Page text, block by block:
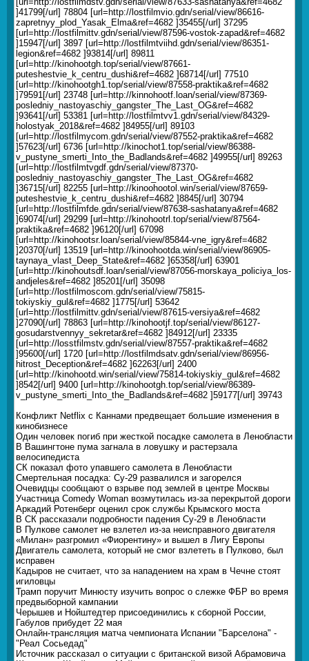
]41799[/url] 78804 [url=http://lostfilmvio.gdn/serial/view/86616-
zapretnyy_plod_Yasak_Elma&ref=4682 ]35455[/url] 37295
[url=http://lostfilmittv.gdn/serial/view/87596-vostok-zapad&ref=4682
]15947[/url] 3897 [url=http://lostfilmtviihd.gdn/serial/view/86351-
legion&ref=4682 ]93814[/url] 89811
[url=http://kinohootgh.top/serial/view/87661-
puteshestvie_k_centru_dushi&ref=4682 ]68714[/url] 77510
[url=http://kinohootgh1.top/serial/view/87558-praktika&ref=4682
]79591[/url] 23748 [url=http://kinnohootf.loan/serial/view/87369-
posledniy_nastoyaschiy_gangster_The_Last_OG&ref=4682
]93641[/url] 53381 [url=http://lostfilmtvv1.gdn/serial/view/84329-
holostyak_2018&ref=4682 ]84955[/url] 89103
[url=http://lostfilmycom.gdn/serial/view/87552-praktika&ref=4682
]57623[/url] 6736 [url=http://kinochot1.top/serial/view/86388-
v_pustyne_smerti_Into_the_Badlands&ref=4682 ]49955[/url] 89263
[url=http://lostfilmtvgdf.gdn/serial/view/87370-
posledniy_nastoyaschiy_gangster_The_Last_OG&ref=4682
]36715[/url] 82255 [url=http://kinoohootol.win/serial/view/87659-
puteshestvie_k_centru_dushi&ref=4682 ]8845[/url] 30794
[url=http://lostfilmfde.gdn/serial/view/87638-sashatanya&ref=4682
]69074[/url] 29299 [url=http://kinohootrl.top/serial/view/87564-
praktika&ref=4682 ]96120[/url] 67098
[url=http://kinohootsr.loan/serial/view/85844-vne_igry&ref=4682
]20370[/url] 13519 [url=http://kinoohootda.win/serial/view/86905-
taynaya_vlast_Deep_State&ref=4682 ]65358[/url] 63901
[url=http://kinohoutsdf.loan/serial/view/87056-morskaya_policiya_los-
andjeles&ref=4682 ]85201[/url] 35098
[url=http://lostfilmoscom.gdn/serial/view/75815-
tokiyskiy_gul&ref=4682 ]1775[/url] 53642
[url=http://lostfilmittv.gdn/serial/view/87615-versiya&ref=4682
]27090[/url] 78863 [url=http://kinohootjf.top/serial/view/86127-
gosudarstvennyy_sekretar&ref=4682 ]84912[/url] 23335
[url=http://losstfilmstv.gdn/serial/view/87557-praktika&ref=4682
]95600[/url] 1720 [url=http://lostfilmdsatv.gdn/serial/view/86956-
hitrost_Deception&ref=4682 ]62263[/url] 2400
[url=http://kinohootd.win/serial/view/75814-tokiyskiy_gul&ref=4682
]8542[/url] 9400 [url=http://kinohootgh.top/serial/view/86389-
v_pustyne_smerti_Into_the_Badlands&ref=4682 ]59177[/url] 39743
Конфликт Netflix с Каннами предвещает большие изменения в
кинобизнесе
Один человек погиб при жесткой посадке самолета в Ленобласти
В Вашингтоне пума загнала в ловушку и растерзала
велосипедиста
СК показал фото упавшего самолета в Ленобласти
Смертельная посадка: Су-29 развалился и загорелся
Очевидцы сообщают о взрыве под землей в центре Москвы
Участница Comedy Woman возмутилась из-за перекрытой дороги
Аркадий Ротенберг оценил срок службы Крымского моста
В СК рассказали подробности падения Су-29 в Ленобласти
В Пулкове самолет не взлетел из-за неисправного двигателя
«Милан» разгромил «Фиорентину» и вышел в Лигу Европы
Двигатель самолета, который не смог взлететь в Пулково, был
исправен
Кадыров не считает, что за нападением на храм в Чечне стоят
игиловцы
Трамп поручит Минюсту изучить вопрос о слежке ФБР во время
предвыборной кампании
Черышев и Нойштедтер присоединились к сборной России,
Габулов прибудет 22 мая
Онлайн-трансляция матча чемпионата Испании "Барселона" -
"Реал Сосьедад"
Источник рассказал о ситуации с британской визой Абрамовича